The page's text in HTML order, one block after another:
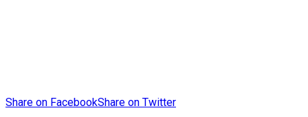
Share on FacebookShare on Twitter